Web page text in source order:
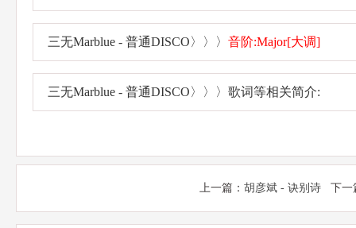
三无Marblue - 普通DISCO〉〉〉 音阶:Major[大调]
三无Marblue - 普通DISCO〉〉〉歌词等相关简介:
上一篇： 胡彦斌 - 诀别诗 下一